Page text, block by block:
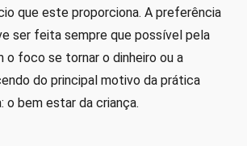
que este proporciona. A preferência
ser feita sempre que possível pela
o foco se tornar o dinheiro ou a
do principal motivo da prática
o bem estar da criança.